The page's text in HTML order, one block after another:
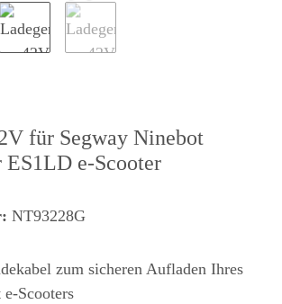
für Segway Ninebot
e-Scooter
NT93228G
zum sicheren Aufladen Ihres
Scooters